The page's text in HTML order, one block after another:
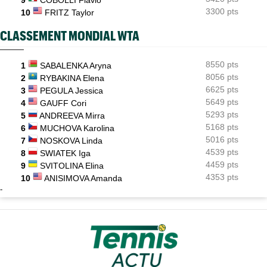
10
FRITZ Taylor 3300 pts
CLASSEMENT MONDIAL WTA
1 SABALENKA Aryna
8550 pts
2
RYBAKINA Elena
8056 pts
3
PEGULA Jessica
6625 pts
4
GAUFF Cori
5649 pts
5
ANDREEVA Mirra
5293 pts
6
MUCHOVA Karolina
5168 pts
7
NOSKOVA Linda
5016 pts
8
SWIATEK Iga
4539 pts
9
SVITOLINA Elina
4459 pts
10
ANISIMOVA Amanda 4353 pts
-